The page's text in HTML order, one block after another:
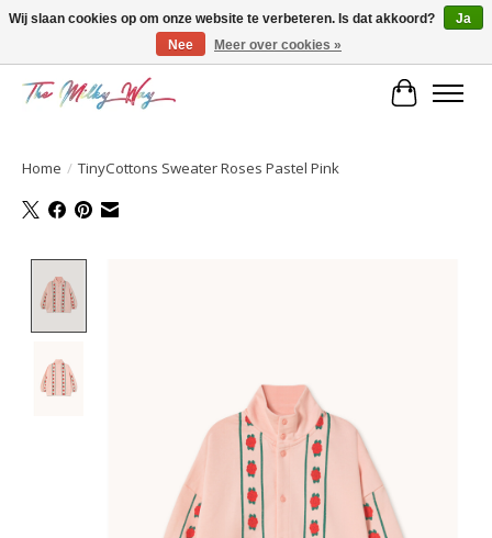
Home / TinyCottons Sweater Roses Pastel Pink
Wij slaan cookies op om onze website te verbeteren. Is dat akkoord?
Ja
Nee
Meer over cookies »